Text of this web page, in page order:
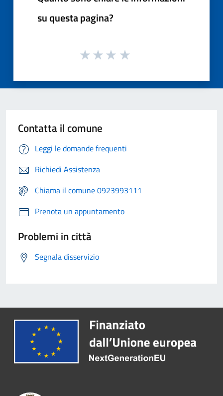
su questa pagina?
Contatta il comune
Leggi le domande frequenti
Richiedi Assistenza
Chiama il comune 0923993111
Prenota un appuntamento
Problemi in città
Segnala disservizio